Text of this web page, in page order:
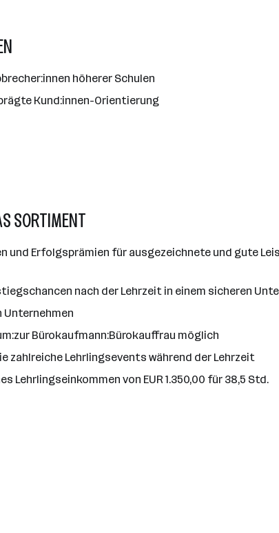
höherer Schulen
Kund:innen-Orientierung
SORTIMENT
Erfolgsprämien für ausgezeichnete und gute
nach der Lehrzeit in einem sicheren
Bürokaufmann:Bürokauffrau möglich
zahlreiche Lehrlingsevents während der Lehrzeit
Lehrlingseinkommen von EUR 1.350,00 für 38,5 Std.